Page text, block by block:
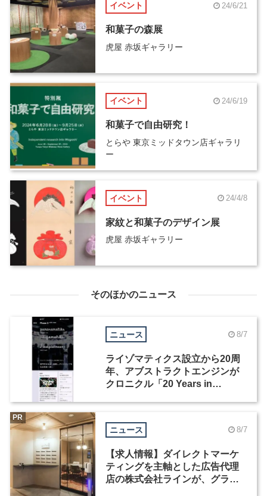
イベント 24/6/21
和菓子の森展
虎屋 赤坂ギャラリー
イベント 24/6/19
和菓子で自由研究！
とらや 東京ミッドタウン店ギャラリ
ー
イベント 24/4/8
家紋と和菓子のデザイン展
虎屋 赤坂ギャラリー
そのほかのニュース
ニュース 8/7
ライゾマティクス設立から20周
年、アブストラクトエンジンが
クロニクル「20 Years in
ニュース 8/7
【求人情報】ダイレクトマーケ
ティングを主軸とした広告代理
店の株式会社ラインが、グラフ
PR